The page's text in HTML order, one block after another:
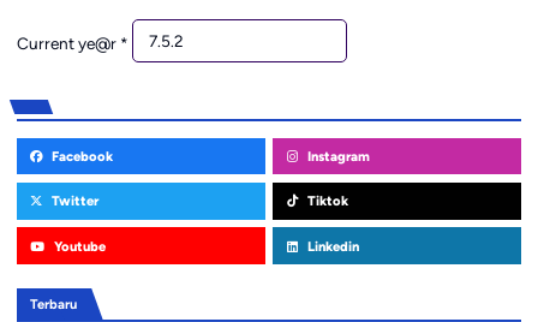
Current ye@r *
Facebook Instagram
Twitter Tiktok
Youtube Linkedin
Terbaru